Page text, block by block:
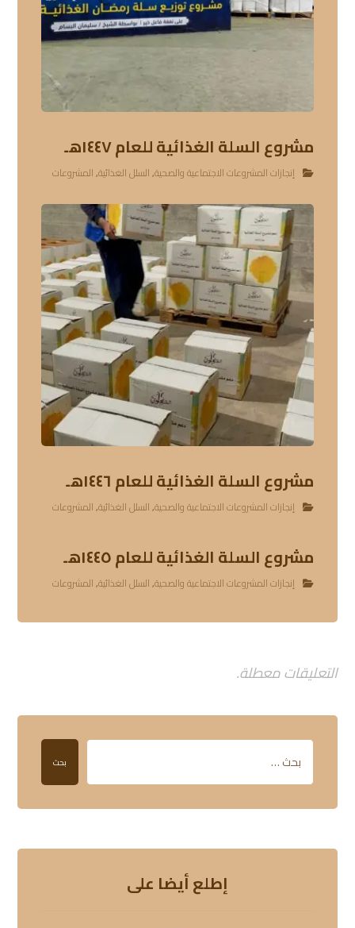
مشروع السلة الغذائية للعام ١٤٤٧هـ
إنجازات المشروعات الاجتماعية والصحية,السلل الغذائية,المشروعات
مشروع السلة الغذائية للعام ١٤٤٦هـ
إنجازات المشروعات الاجتماعية والصحية,السلل الغذائية,المشروعات
مشروع السلة الغذائية للعام ١٤٤٥هـ
إنجازات المشروعات الاجتماعية والصحية,السلل الغذائية,المشروعات
التعليقات معطلة.
بحث
إطلع أيضا على